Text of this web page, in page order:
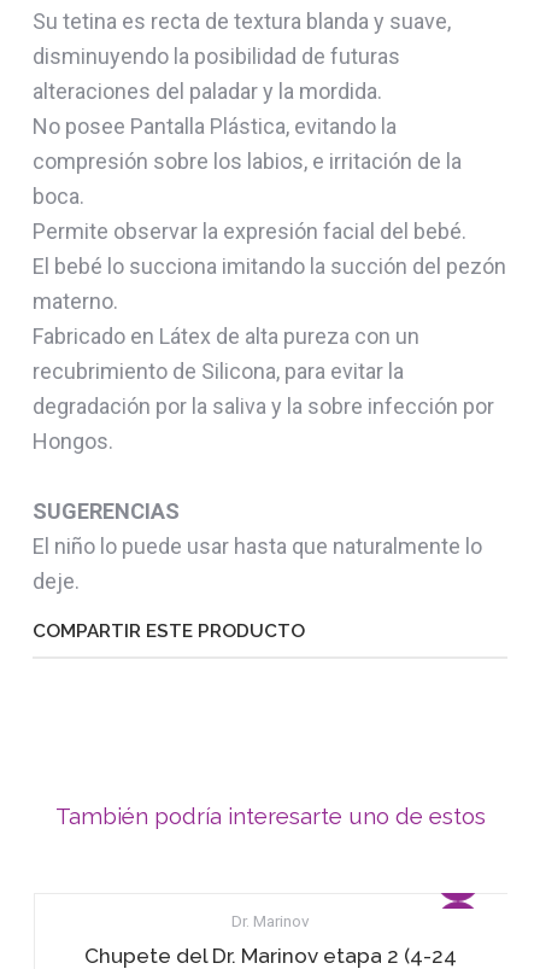
Su tetina es recta de textura blanda y suave,
disminuyendo la posibilidad de futuras
alteraciones del paladar y la mordida.
No posee Pantalla Plástica, evitando la
compresión sobre los labios, e irritación de la
boca.
Permite observar la expresión facial del bebé.
El bebé lo succiona imitando la succión del pezón
materno.
Fabricado en Látex de alta pureza con un
recubrimiento de Silicona, para evitar la
degradación por la saliva y la sobre infección por
Hongos.
SUGERENCIAS
El niño lo puede usar hasta que naturalmente lo
deje.
COMPARTIR ESTE PRODUCTO
También podría interesarte uno de estos
Dr. Marinov
Chupete del Dr. Marinov etapa 2 (4-24